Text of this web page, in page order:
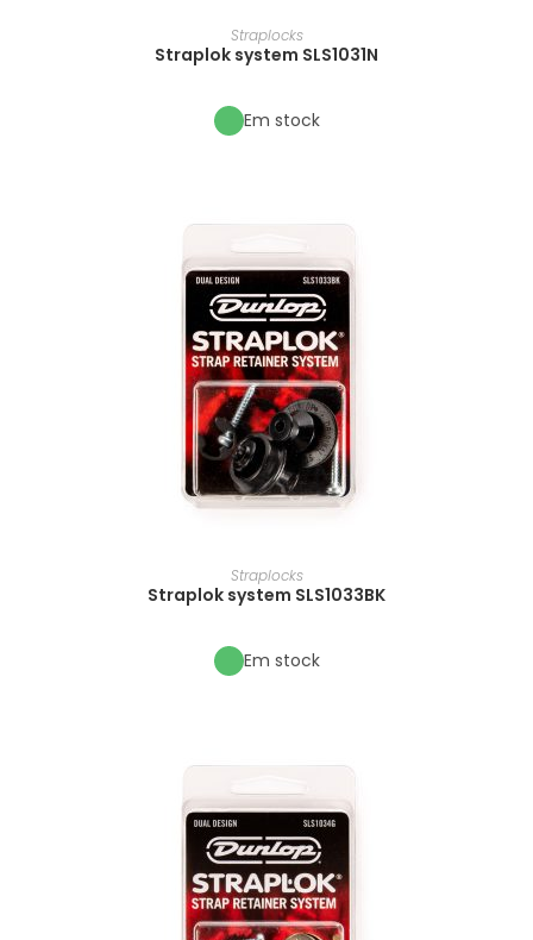
Straplocks
Straplok system SLS1031N
Em stock
Straplocks
Straplok system SLS1033BK
Em stock